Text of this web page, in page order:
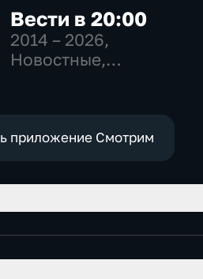
Вести в 20:00
2014 – 2026,
Новостные,
приложение Смотрим